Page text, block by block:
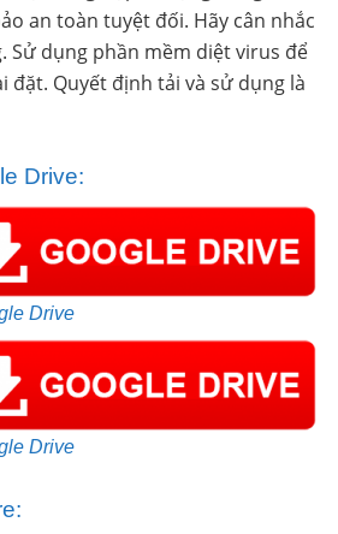
an toàn tuyệt đối. Hãy cân nhắc
Sử dụng phần mềm diệt virus để
đặt. Quyết định tải và sử dụng là
Drive:
Drive
Drive